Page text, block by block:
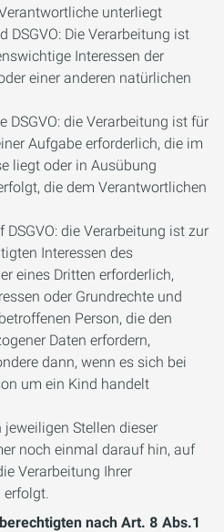
unterliegt
DSGVO: Die Verarbeitung ist
Interessen der
einer anderen natürlichen
DSGVO: die Verarbeitung ist für
Aufgabe erforderlich, die im
liegt oder in Ausübung
die dem Verantwortlichen
DSGVO: die Verarbeitung ist zur
Interessen des
eines Dritten erforderlich,
oder Grundrechte und
Person, die den
Daten erfordern,
dann, wenn es sich bei
um ein Kind handelt
jeweiligen Stellen dieser
noch einmal darauf hin, auf
Verarbeitung Ihrer
erfolgt.
nach Art. 8 Abs.1